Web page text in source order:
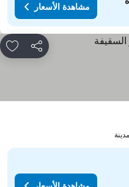
مشاهدة الأسعار
مشاركة